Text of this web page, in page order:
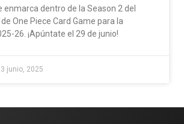
enmarca dentro de la Season 2 del
One Piece Card Game para la
26. ¡Apúntate el 29 de junio!
junio, 2025